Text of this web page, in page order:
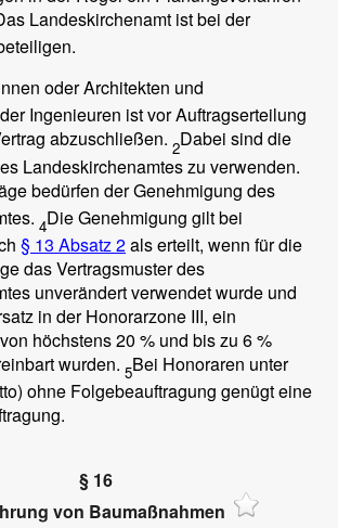
Landeskirchenamt ist bei der
oder Architekten und
Ingenieuren ist vor Auftragserteilung
abzuschließen. 2Dabei sind die
Landeskirchenamtes zu verwenden.
bedürfen der Genehmigung des
4Die Genehmigung gilt bei
§ 13 Absatz 2als erteilt, wenn für die
das Vertragsmuster des
unverändert verwendet wurde und
in der Honorarzone III, ein
höchstens 20 % und bis zu 6 %
wurden. 5Bei Honoraren unter
ohne Folgebeauftragung genügt eine
§ 16
von Baumaßnahmen